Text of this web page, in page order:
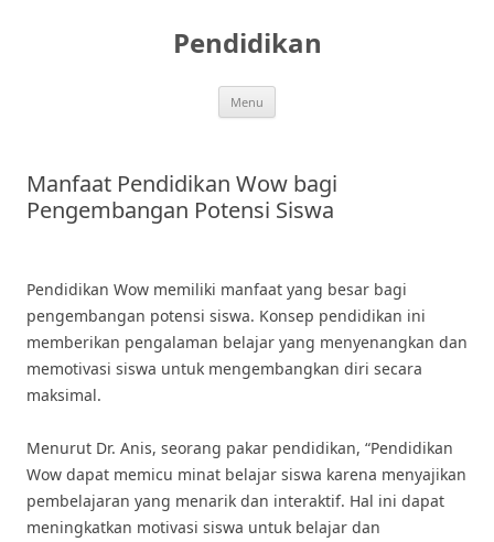
Pendidikan
Menu
Manfaat Pendidikan Wow bagi
Pengembangan Potensi Siswa
Pendidikan Wow memiliki manfaat yang besar bagi
pengembangan potensi siswa. Konsep pendidikan ini
memberikan pengalaman belajar yang menyenangkan dan
memotivasi siswa untuk mengembangkan diri secara
maksimal.
Menurut Dr. Anis, seorang pakar pendidikan, “Pendidikan
Wow dapat memicu minat belajar siswa karena menyajikan
pembelajaran yang menarik dan interaktif. Hal ini dapat
meningkatkan motivasi siswa untuk belajar dan